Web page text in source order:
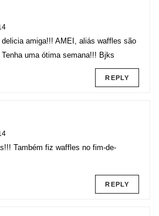
delicia amiga!!! AMEI, aliás waffles são
uma ótima semana!!! Bjks
REPLY
Também fiz waffles no fim-de-
REPLY